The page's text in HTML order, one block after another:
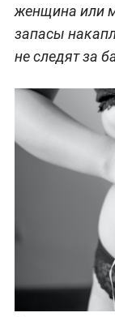
женщина или
запасы
не следят за